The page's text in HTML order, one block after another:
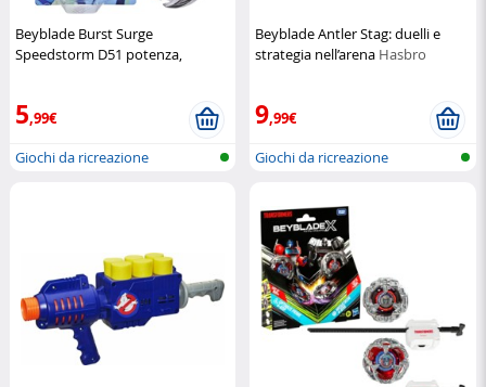
Beyblade Burst Surge
Speedstorm D51 potenza,
5,99€
Giochi da ricreazione
Beyblade Antler Stag: duelli e
strategia nell’arena Hasbro
9,99€
Giochi da ricreazione